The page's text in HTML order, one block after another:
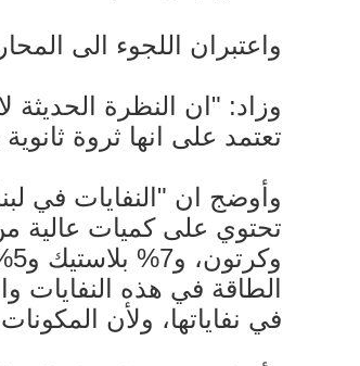
واعتبران اللجوء الى
وزاد: "ان النظرة الحديثة
تعتمد على انها ثروة
الطاقة في هذه النفايات
في نفاياتها، ولأن